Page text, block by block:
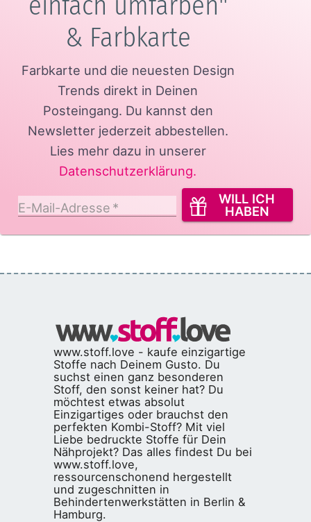
& Farbkarte
Farbkarte und die neuesten Design
Trends direkt in Deinen
Posteingang. Du kannst den
Newsletter jederzeit abbestellen.
Lies mehr dazu in unserer
Datenschutzerklärung.
E-Mail-Adresse *
WILL ICH
HABEN
www.stoff.love - kaufe einzigartige
Stoffe nach Deinem Gusto. Du
suchst einen ganz besonderen
Stoff, den sonst keiner hat? Du
möchtest etwas absolut
Einzigartiges oder brauchst den
perfekten Kombi-Stoff? Mit viel
Liebe bedruckte Stoffe für Dein
Nähprojekt? Das alles findest Du bei
www.stoff.love,
ressourcenschonend hergestellt
und zugeschnitten in
Behindertenwerkstätten in Berlin &
Hamburg.